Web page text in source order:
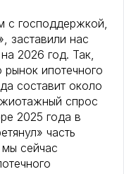
с господдержкой,
заставили нас
2026 год. Так,
ипотечного
составит около
спрос
2025 года в
часть
сейчас